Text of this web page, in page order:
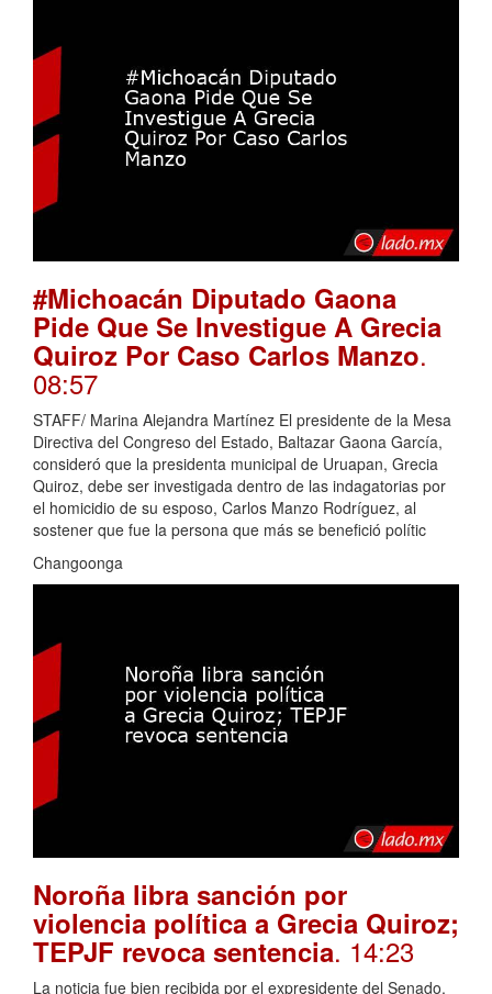
#Michoacán Diputado Gaona
Pide Que Se Investigue A Grecia
Quiroz Por Caso Carlos Manzo.
08:57
STAFF/ Marina Alejandra Martínez El presidente de la Mesa
Directiva del Congreso del Estado, Baltazar Gaona García,
consideró que la presidenta municipal de Uruapan, Grecia
Quiroz, debe ser investigada dentro de las indagatorias por
el homicidio de su esposo, Carlos Manzo Rodríguez, al
sostener que fue la persona que más se benefició polític
Changoonga
Noroña libra sanción por
violencia política a Grecia Quiroz;
TEPJF revoca sentencia. 14:23
La noticia fue bien recibida por el expresidente del Senado,